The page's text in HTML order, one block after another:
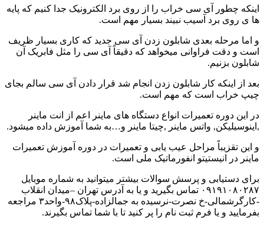
اینکه چطور آی سی خراب را از روی برد الکترونیک جدا کنیم که پایه
ها ی روی برد آسیب نبیند بسیار مهم است.
و اما مرحله بعدی شابلون زدن آی سی جدید که کاری بسیار ظریف
است و دقت فراوانی میخواهد که دقیقاً آی سی را مثل فابریک آن
شابلون بزنیم.
بعد از اینکه کار شابلون زدن انجام شد قرار دادن آی سی سالم بجای
چیپ خراب است که مهم است.
در این دوره تعمیرات انواع دستگاه های ماینر اعم از انت ماینر
,اینوسیلیکن, واتس ماینر ,چیتا ماینر و…به شما آموزش داده میشود.
و این تقزیباً مراحل عیب یابی و تعمیرات در دوره آموزش تعمیرات
ماینر در انیستیتو انفورماتیک ملی است.
برای دستیابی و پرسش سوالات بیشتر میتوانید به شماره موبایل
۰۹۱۹۱۰۸۰۲۸۷ تماس بگیرید و یا به آدرس تهران –میدان انقلاب
-کارگرشمالی-خ نصرت-نرسیده به جمالزاده-پلاک۹۸-واحد۳ مراجعه
بفرمایید و یا فرم ثبت نام را پر کنید تا با شما تماس بگیرند.